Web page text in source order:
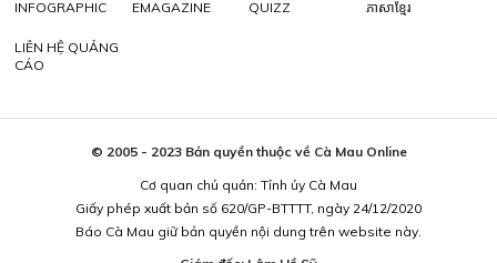
INFOGRAPHIC EMAGAZINE QUIZZ ភាសាខ្មែរ
LIÊN HỆ QUẢNG
CÁO
© 2005 - 2023 Bản quyền thuộc về Cà Mau Online
Cơ quan chủ quản: Tỉnh ủy Cà Mau
Giấy phép xuất bản số 620/GP-BTTTT, ngày 24/12/2020
Báo Cà Mau giữ bản quyền nội dung trên website này.